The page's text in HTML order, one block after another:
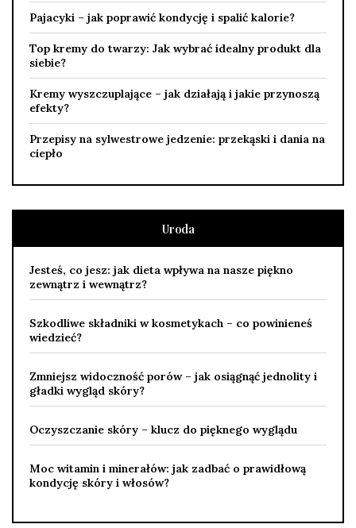
Pajacyki – jak poprawić kondycję i spalić kalorie?
Top kremy do twarzy: Jak wybrać idealny produkt dla
siebie?
Kremy wyszczuplające – jak działają i jakie przynoszą
efekty?
Przepisy na sylwestrowe jedzenie: przekąski i dania na
ciepło
Uroda
Jesteś, co jesz: jak dieta wpływa na nasze piękno
zewnątrz i wewnątrz?
Szkodliwe składniki w kosmetykach – co powinieneś
wiedzieć?
Zmniejsz widoczność porów – jak osiągnąć jednolity i
gładki wygląd skóry?
Oczyszczanie skóry – klucz do pięknego wyglądu
Moc witamin i minerałów: jak zadbać o prawidłową
kondycję skóry i włosów?